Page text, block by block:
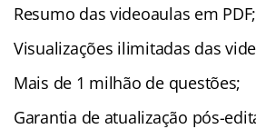
Resumo das videoaulas em PDF;
Visualizações ilimitadas das
Mais de 1 milhão de questões;
Garantia de atualização pós-